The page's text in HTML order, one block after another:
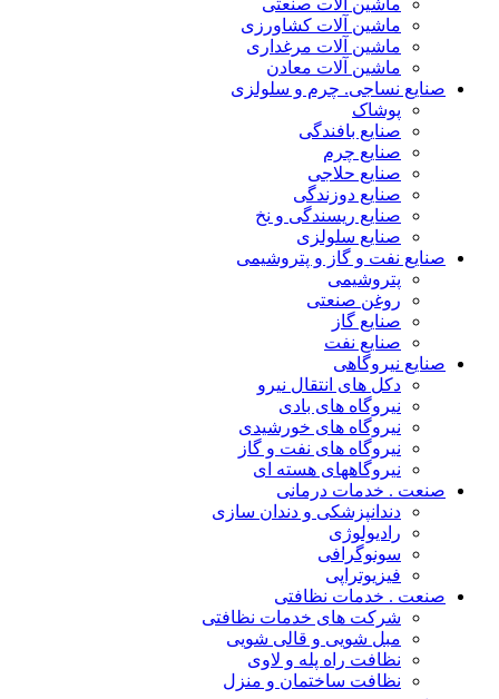
ماشین آلات صنعتی
ماشین آلات کشاورزی
ماشین آلات مرغداری
ماشین آلات معادن
صنایع نساجی. چرم و سلولزی
پوشاک
صنایع بافندگی
صنایع چرم
صنایع حلاجی
صنایع دوزندگی
صنایع ریسندگی و نخ
صنایع سلولزی
صنایع نفت و گاز و پتروشیمی
پتروشیمی
روغن صنعتی
صنایع گاز
صنایع نفت
صنایع نیروگاهی
دکل های انتقال نیرو
نیروگاه های بادی
نیروگاه های خورشیدی
نیروگاه های نفت و گاز
نیروگاههای هسته ای
صنعت . خدمات درمانی
دندانپزشکی و دندان سازی
رادیولوژی
سونوگرافی
فیزیوتراپی
صنعت . خدمات نظافتی
شرکت های خدمات نظافتی
مبل شویی و قالی شویی
نظافت راه پله و لاوی
نظافت ساختمان و منزل